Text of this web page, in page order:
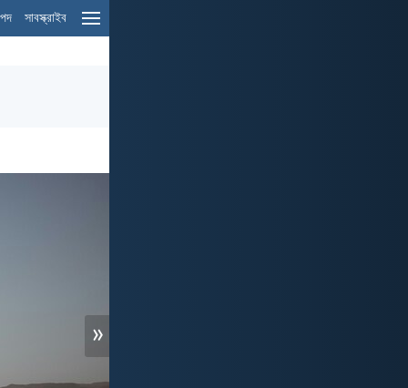
সাবস্ক্রাইব
»